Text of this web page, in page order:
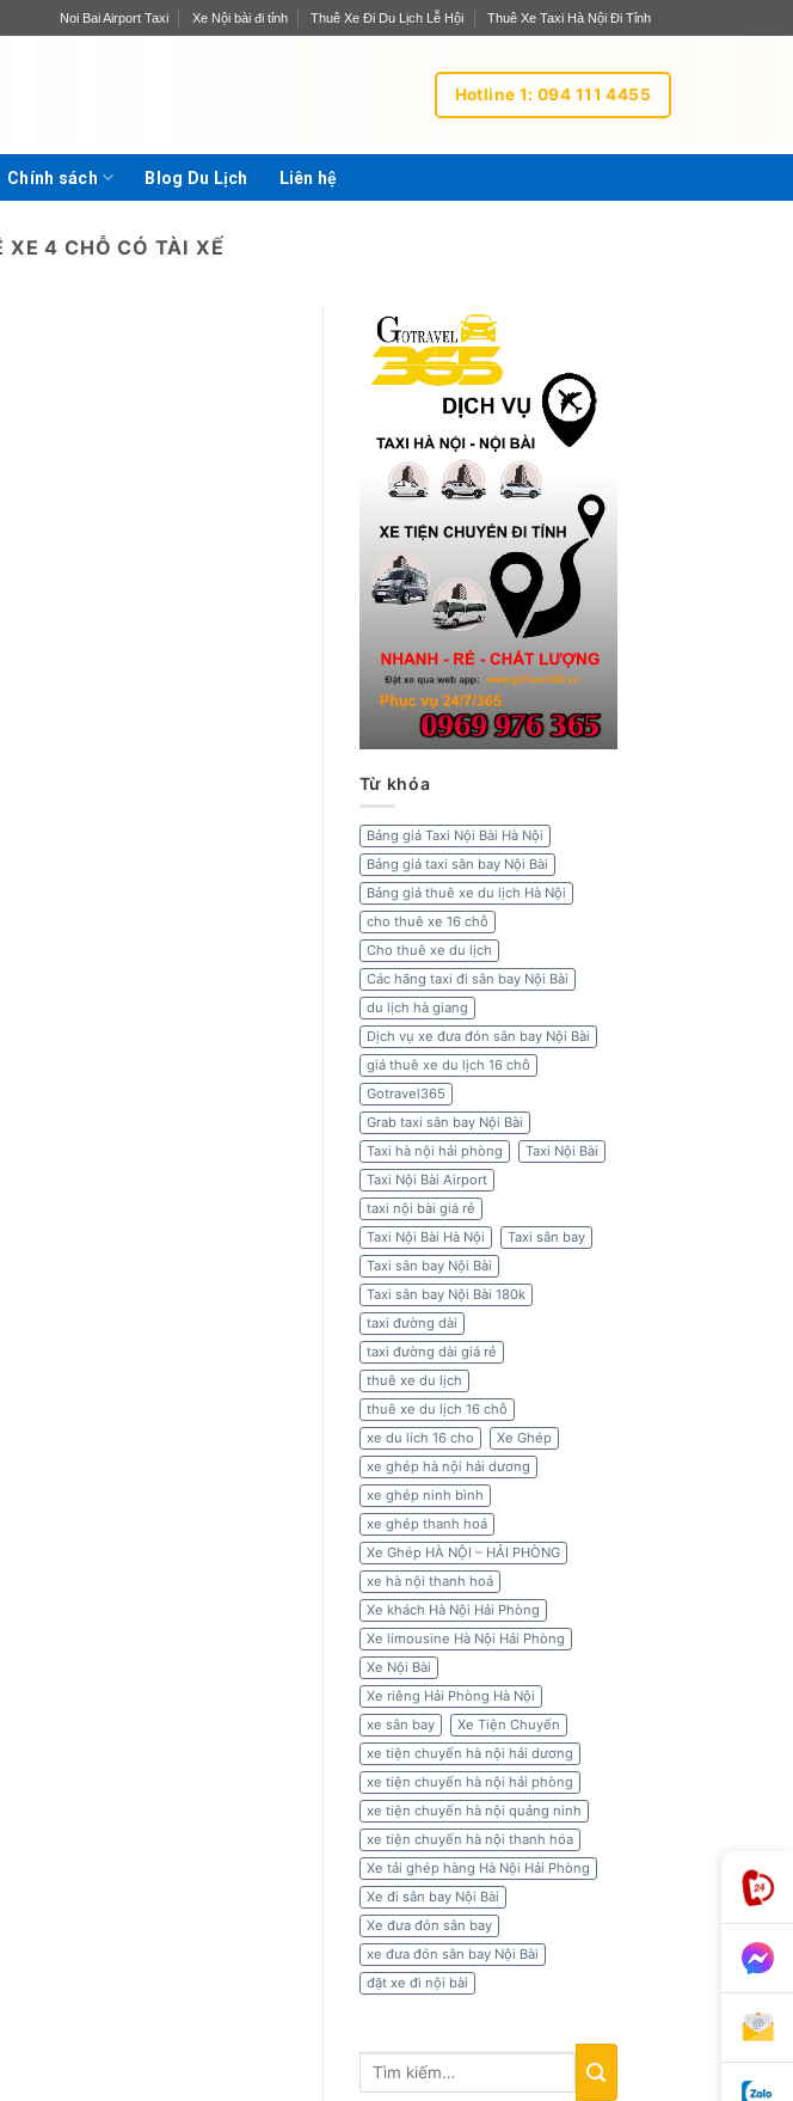
Noi Bai Airport Taxi Xe Nội bài đi tỉnh Thuê Xe Đi Du Lịch Lễ Hội Thuê Xe Taxi Hà Nội Đi Tỉnh
Hotline 1: 094 111 4455
Chính sách Blog Du Lịch Liên hệ
XE 4 CHỖ CÓ TÀI XẾ
Từ khóa
Bảng giá Taxi Nội Bài Hà Nội
Bảng giá taxi sân bay Nội Bài
Bảng giá thuê xe du lịch Hà Nội
cho thuê xe 16 chỗ
Cho thuê xe du lịch
Các hãng taxi đi sân bay Nội Bài
du lịch hà giang
Dịch vụ xe đưa đón sân bay Nội Bài
giá thuê xe du lịch 16 chỗ
Gotravel365
Grab taxi sân bay Nội Bài
Taxi hà nội hải phòng
Taxi Nội Bài
Taxi Nội Bài Airport
taxi nội bài giá rẻ
Taxi Nội Bài Hà Nội
Taxi sân bay
Taxi sân bay Nội Bài
Taxi sân bay Nội Bài 180k
taxi đường dài
taxi đường dài giá rẻ
thuê xe du lịch
thuê xe du lịch 16 chỗ
xe du lich 16 cho
Xe Ghép
xe ghép hà nội hải dương
xe ghép ninh bình
xe ghép thanh hoá
Xe Ghép HÀ NỘI – HẢI PHÒNG
xe hà nội thanh hoá
Xe khách Hà Nội Hải Phòng
Xe limousine Hà Nội Hải Phòng
Xe Nội Bài
Xe riêng Hải Phòng Hà Nội
xe sân bay
Xe Tiện Chuyến
xe tiện chuyến hà nội hải dương
xe tiện chuyến hà nội hải phòng
xe tiện chuyến hà nội quảng ninh
xe tiện chuyến hà nội thanh hóa
Xe tải ghép hàng Hà Nội Hải Phòng
Xe đi sân bay Nội Bài
Xe đưa đón sân bay
xe đưa đón sân bay Nội Bài
đặt xe đi nội bài